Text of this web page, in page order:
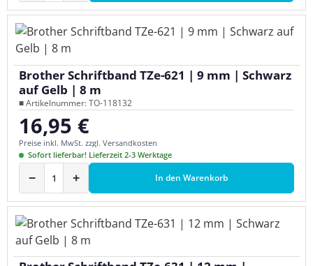
Brother Schriftband TZe-621 | 9 mm | Schwarz
auf Gelb | 8 m
■ Artikelnummer: TO-118132
Regulärer Preis:
16,95 €
Preise inkl. MwSt. zzgl. Versandkosten
Sofort lieferbar! Lieferzeit 2-3 Werktage
− + In den Warenkorb